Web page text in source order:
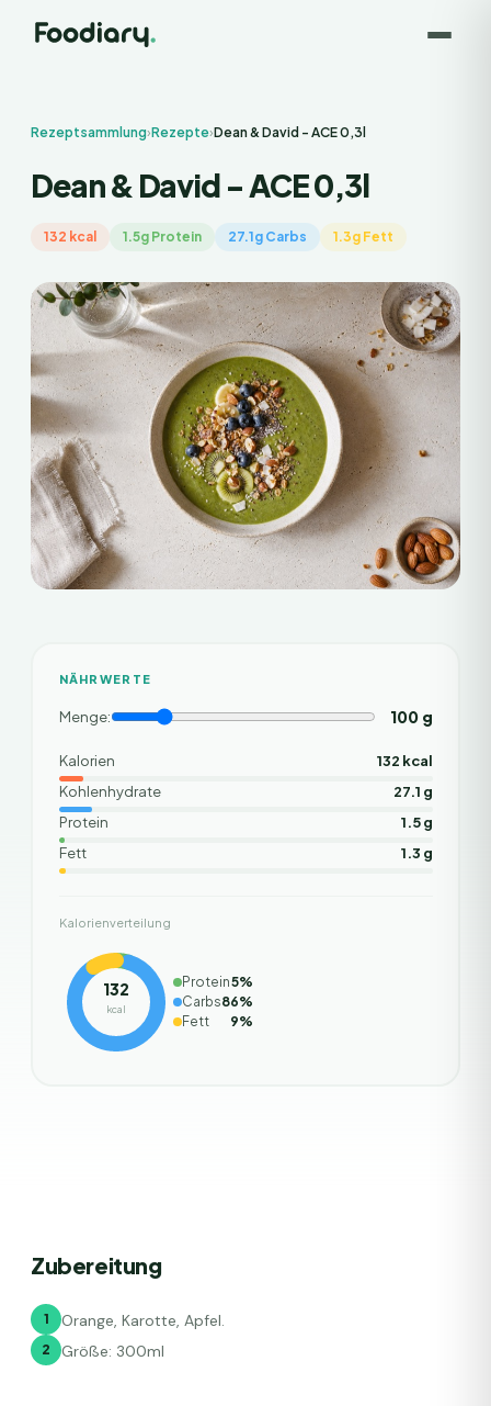
Rezeptsammlung›Rezepte›Dean & David - ACE 0,3l
Dean & David - ACE 0,3l
132 kcal 1.5g Protein 27.1g Carbs 1.3g Fett
NÄHRWERTE
Menge: 100g
Kalorien
132 kcal
Kohlenhydrate
27.1 g
Protein
1.5 g
Fett
1.3 g
Kalorienverteilung
132
kcal
Protein5%
Carbs86%
Fett
9%
Zubereitung
1 Orange, Karotte, Apfel.
2 Größe: 300ml